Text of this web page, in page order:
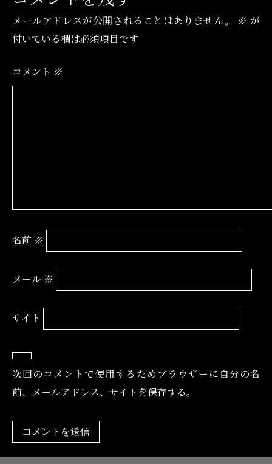
ナ
ビ
ー
メールアドレスが公開されることはありません。 ※ が
付いている欄は必須項目です
コメント ※
名前 ※
メール ※
サイト
次回のコメントで使用するためブラウザーに自分の名
前、メールアドレス、サイトを保存する。